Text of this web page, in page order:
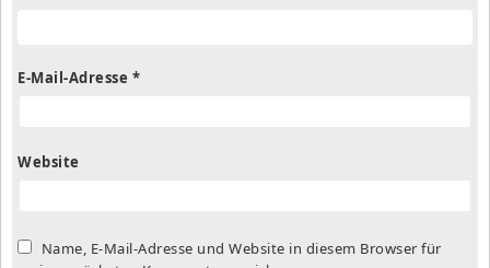
E-Mail-Adresse *
Website
Name, E-Mail-Adresse und Website in diesem Browser für